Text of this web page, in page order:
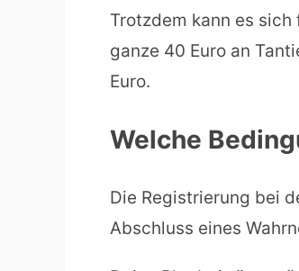
Trotzdem kann es
ganze 40 Euro an
Euro.
Welche
Die Registrierung bei
Abschluss eines